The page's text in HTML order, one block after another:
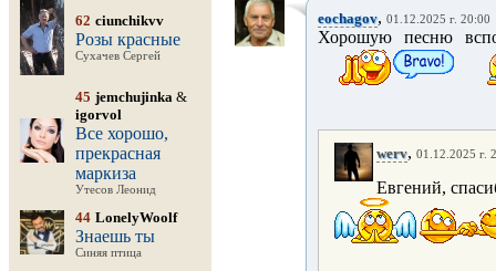
62 ciunchikvv
Розы красные
Сухачев Сергей
45 jemchujinka &
igorvol
Все хорошо,
прекрасная
маркиза
Утесов Леонид
44 LonelyWoolf
Знаешь ты
Синяя птица
eochagov, 01.12.2025 г. 20:00
Хорошую песню
werv, 01.12.2025 г.
Евгений,